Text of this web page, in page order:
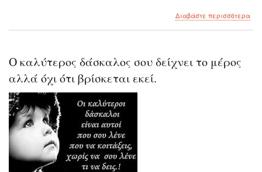
Διαβάστε περισσότεραγια
Ο καλύτερος δάσκαλος σου δείχνει το μέρος
αλλά όχι ότι βρίσκεται εκεί.